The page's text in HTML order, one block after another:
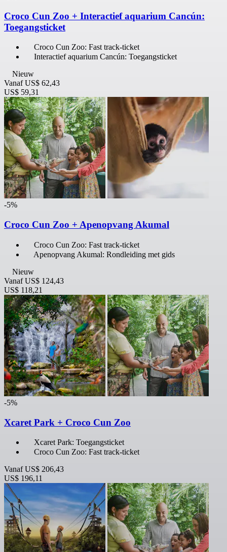
Croco Cun Zoo + Interactief aquarium Cancún:
Toegangsticket
Croco Cun Zoo: Fast track-ticket
Interactief aquarium Cancún: Toegangsticket
Nieuw
Vanaf US$ 62,43
US$ 59,31
-5%
Croco Cun Zoo + Apenopvang Akumal
Croco Cun Zoo: Fast track-ticket
Apenopvang Akumal: Rondleiding met gids
Nieuw
Vanaf US$ 124,43
US$ 118,21
-5%
Xcaret Park + Croco Cun Zoo
Xcaret Park: Toegangsticket
Croco Cun Zoo: Fast track-ticket
Vanaf US$ 206,43
US$ 196,11